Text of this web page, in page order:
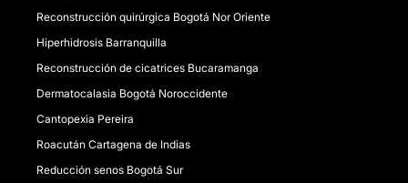
Reconstrucción quirúrgica Bogotá Nor Oriente
Hiperhidrosis Barranquilla
Reconstrucción de cicatrices Bucaramanga
Dermatocalasia Bogotá Noroccidente
Cantopexia Pereira
Roacután Cartagena de Indias
Reducción senos Bogotá Sur